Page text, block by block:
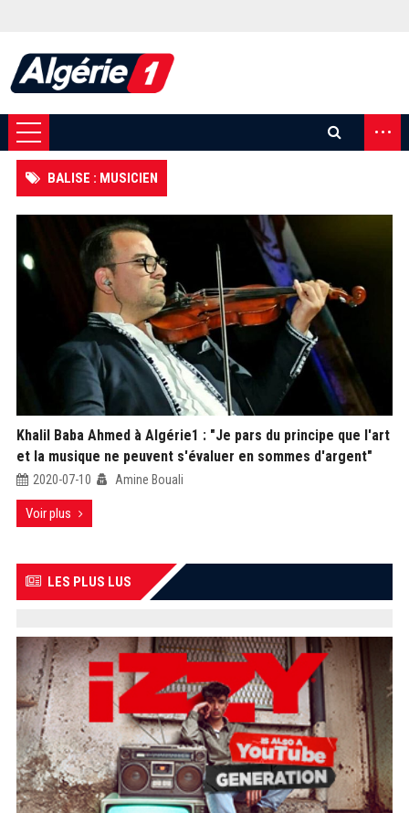
...
BALISE : MUSICIEN
Khalil Baba Ahmed à Algérie1 : "Je pars du principe que l'art
et la musique ne peuvent s'évaluer en sommes d'argent"
2020-07-10 Amine Bouali
Voir plus
LES PLUS LUS